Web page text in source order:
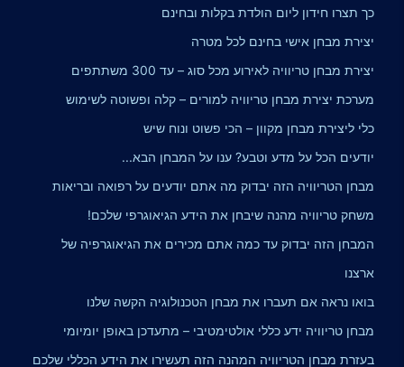
כך תצרו חידון ליום הולדת בקלות ובחינם
יצירת מבחן אישי בחינם לכל מטרה
יצירת מבחן טריוויה לאירוע מכל סוג – עד 300 משתתפים
מערכת יצירת מבחן טריוויה למורים – קלה ופשוטה לשימוש
כלי ליצירת מבחן מקוון – הכי פשוט ונוח שיש
יודעים הכל על מדע וטבע? ענו על המבחן הבא...
מבחן הטריוויה הזה יבדוק מה אתם יודעים על רפואה ובריאות
משחק טריוויה מהנה שיבחן את הידע הגיאוגרפי שלכם!
המבחן הזה יבדוק עד כמה אתם מכירים את הגיאוגרפיה של
ארצנו
בואו נראה אם תעברו את מבחן הטכנולוגיה הקשה שלנו
מבחן טריוויה ידע כללי אולטימטיבי – מתעדכן באופן יומיומי
בעזרת מבחן הטריוויה המהנה הזה תעשירו את הידע הכללי שלכם